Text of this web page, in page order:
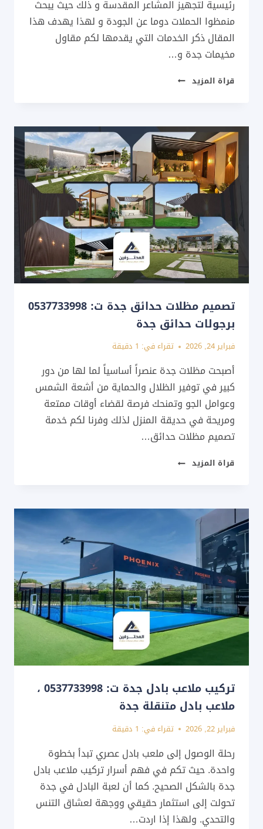
رئيسية لتجهيز المشاعر المقدسة و ذلك حيث يبحث
منمظوا الحملات دوما عن الجودة و لهذا يهدف هذا
المقال ذكر الخدمات التي يقدمها لكم مقاول
مخيمات جدة و…
قراة المزيد مقاول
–
مخيمات
الحج
مودرن
في
جده
تصميم مظلات حدائق جدة ت: 0537733998
برجولات حدائق جدة
فبراير 24, 2026 تقراء في: دقيقة
أصبحت مظلات جدة عنصراً أساسياً لما لها من دور
كبير في توفير الظلال والحماية من أشعة الشمس
وعوامل الجو وتمنحك فرصة لقضاء أوقات ممتعة
ومريحة في حديقة المنزل لذلك وفرنا لكم خدمة
تصميم مظلات حدائق…
قراة المزيد تصميم
ت:
برجولات
حدائق
جدة
تركيب ملاعب بادل جدة ت: 0537733998 ،
ملاعب بادل متنقلة جدة
فبراير 22, 2026 تقراء في: دقيقة
رحلة الوصول إلى ملعب بادل عصري تبدأ بخطوة
واحدة. حيث تكم في فهم أسرار تركيب ملاعب بادل
جدة بالشكل الصحيح. كما أن لعبة البادل في جدة
تحولت إلى استثمار حقيقي ووجهة لعشاق التنس
والتحدي. ولهذا إذا اردت…